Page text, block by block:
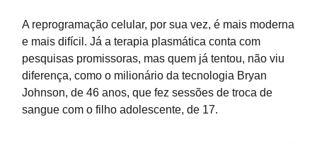
A reprogramação celular, por sua vez, é mais moderna
e mais difícil. Já a terapia plasmática conta com
pesquisas promissoras, mas quem já tentou, não viu
diferença, como o milionário da tecnologia Bryan
Johnson, de 46 anos, que fez sessões de troca de
sangue com o filho adolescente, de 17.